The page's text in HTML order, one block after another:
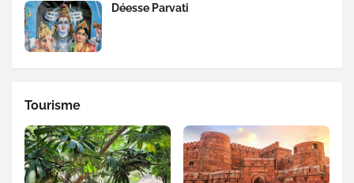
Déesse Parvati
Tourisme